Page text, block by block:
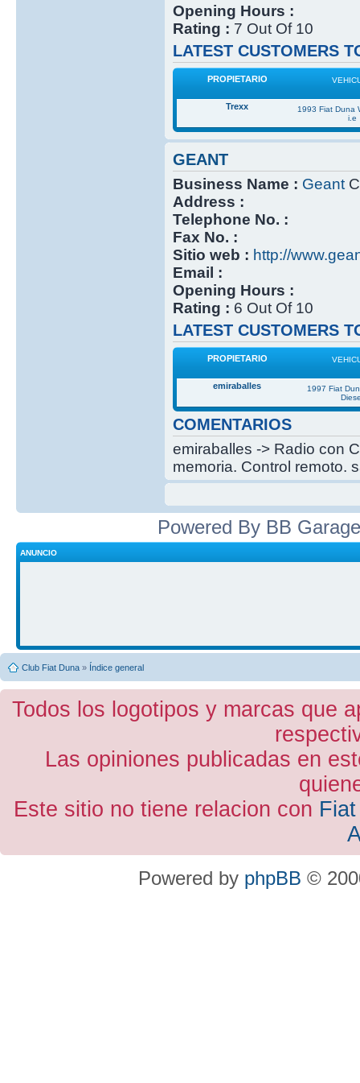
Opening Hours :
Rating : 7 Out Of 10
LATEST CUSTOMERS
PROPIETARIO
Trexx
1993 Fiat Duna
i.e
GEANT
Business Name : Geant
Address :
Telephone No. :
Fax No. :
Sitio web : http://
Email :
Opening Hours :
Rating : 6 Out Of 10
LATEST CUSTOMERS
PROPIETARIO
emiraballes
1997 Fiat
COMENTARIOS
emiraballes -> Radio con
memoria. Control remoto.
Powered By BB
ANUNCIO
Club Fiat Duna » Índice general
Todos los logotipos y marcas que
Las opiniones publicadas en
Este sitio no tiene relacion con
Powered by phpBB ©